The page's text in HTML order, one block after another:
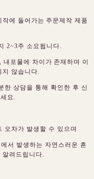
에 들어가는 주문제작 제품
2~3주 소요됩니다.
포물에 차이가 존재하며 이
지 않습니다.
한 상담을 통해 확인한 후 신
요.
오차가 발생할 수 있으며
서 발생하는 자연스러운 흔
려드립니다.